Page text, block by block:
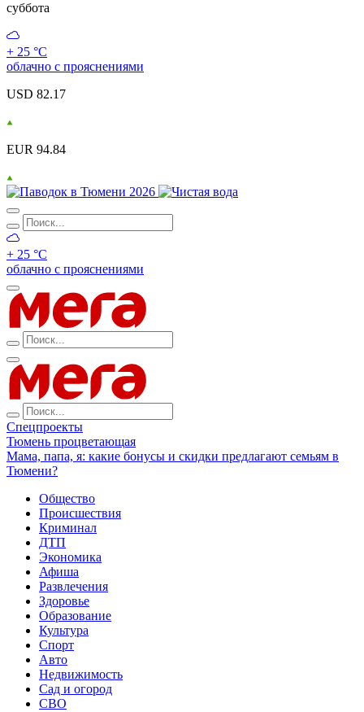
суббота
+ 25 °С
облачно с прояснениями
USD 82.17
EUR 94.84
+ 25 °С
облачно с прояснениями
Спецпроекты
Тюмень процветающая
Мама, папа, я: какие бонусы и скидки предлагают семьям в
Тюмени?
Общество
Происшествия
Криминал
ДТП
Экономика
Афиша
Развлечения
Здоровье
Образование
Культура
Спорт
Авто
Недвижимость
Сад и огород
СВО